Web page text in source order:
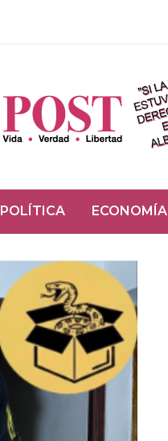
POLÍTICA ECONOMÍA